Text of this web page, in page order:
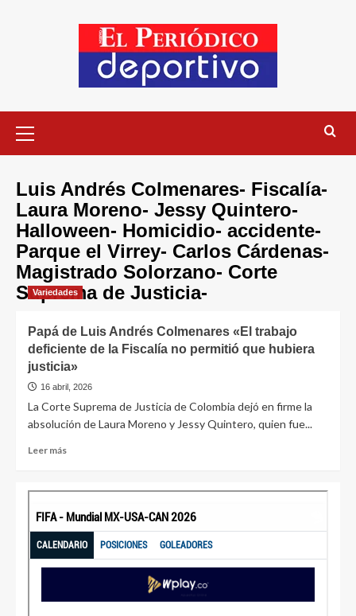
Luis Andrés Colmenares- Fiscalía-
Laura Moreno- Jessy Quintero-
Halloween- Homicidio- accidente-
Parque el Virrey- Carlos Cárdenas-
Magistrado Solorzano- Corte
Suprema de Justicia-
Variedades
Papá de Luis Andrés Colmenares «El trabajo
deficiente de la Fiscalía no permitió que hubiera
justicia»
16 abril, 2026
La Corte Suprema de Justicia de Colombia dejó en firme la
absolución de Laura Moreno y Jessy Quintero, quien fue...
Leer más